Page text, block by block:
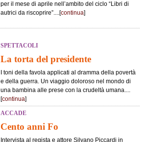
per il mese di aprile nell’ambito del ciclo “Libri di
autrici da riscoprire”....[continua]
SPETTACOLI
La torta del presidente
I toni della favola applicati al dramma della povertà
e della guerra. Un viaggio doloroso nel mondo di
una bambina alle prese con la crudeltà umana....
[continua]
ACCADE
Cento anni Fo
Intervista al regista e attore Silvano Piccardi in